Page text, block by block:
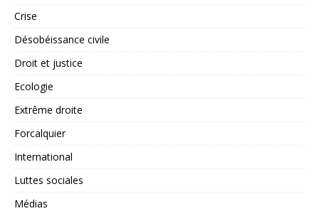
Crise
Désobéissance civile
Droit et justice
Ecologie
Extrême droite
Forcalquier
International
Luttes sociales
Médias